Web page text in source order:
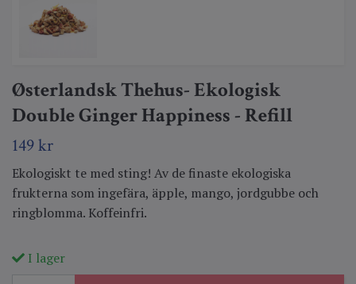
Østerlandsk Thehus- Ekologisk
Double Ginger Happiness - Refill
149 kr
Ekologiskt te med sting! Av de finaste ekologiska
frukterna som ingefära, äpple, mango, jordgubbe och
ringblomma. Koffeinfri.
I lager